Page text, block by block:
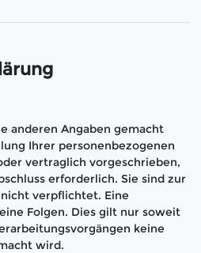
anderen Angaben gemacht
Ihrer personenbezogenen
vertraglich vorgeschrieben,
erforderlich. Sie sind zur
verpflichtet. Eine
Folgen. Dies gilt nur soweit
keine
wird.